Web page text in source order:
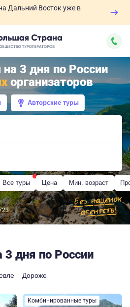
Дальний Восток уже в
3 дня по России
организаторов
Авторские туры
Все туры Цена Мин. возраст
дня по России
Дороже
Комбинированные туры